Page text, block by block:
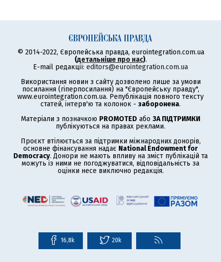
© 2014-2022, Європейська правда, eurointegration.com.ua
(детальніше про нас).
E-mail редакції: editors@eurointegration.com.ua
Використання новин з сайту дозволено лише за умови
посилання (гіперпосилання) на "Європейську правду",
www.eurointegration.com.ua. Републікація повного тексту
статей, інтерв'ю та колонок - заборонена.
Матеріали з позначкою PROMOTED або ЗА ПІДТРИМКИ
публікуються на правах реклами.
Проєкт втілюється за підтримки міжнародних донорів,
основне фінансування надає National Endowment for
Democracy. Донори не мають впливу на зміст публікацій та
можуть із ними не погоджуватися, відповідальність за
оцінки несе виключно редакція.
16,8k 20k